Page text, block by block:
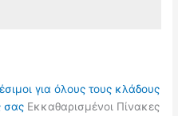
για όλους τους κλάδους
σας Εκκαθαρισμένοι Πίνακες